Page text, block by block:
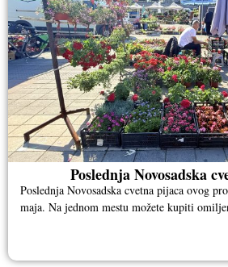
Poslednja Novosadska
Poslednja Novosadska cvetna pijaca ovog
maja. Na jednom mestu možete kupiti